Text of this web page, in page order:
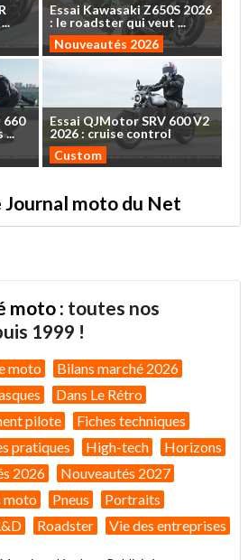
...
Essai KawasakiZ650S 2026
: le roadsterquiveut ...
Nouveautés 2026
660
...
EssaiQJMotorSRV 600V2
2026 : cruise control
Custom
Journal moto du Net
moto : toutes nos
1999 !
moto
Bilans marché 2026
Dans Le Rétro
pilote
Fiches techniques
pratiques High-tech
Horizons
2026
Nouveautés 2027
moto Pneus
Portraits
Roadster Vie des entreprises